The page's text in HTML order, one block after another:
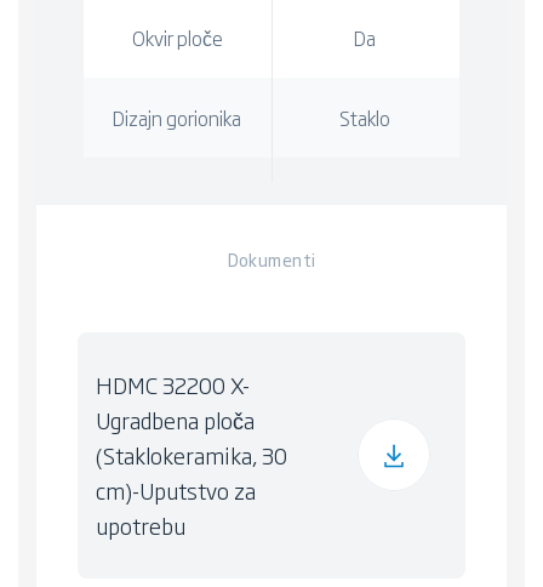
Okvir ploče Da
Dizajn gorionika Staklo
Dokumenti
HDMC 32200 X-
Ugradbena ploča
(Staklokeramika, 30
cm)-Uputstvo za
upotrebu